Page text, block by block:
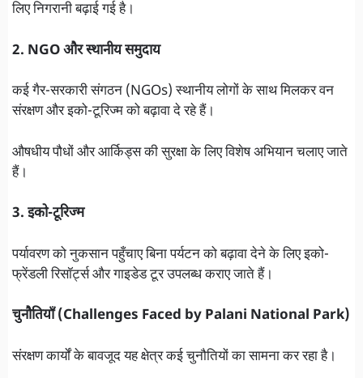
लिए निगरानी बढ़ाई गई है।
2. NGO और स्थानीय समुदाय
कई गैर-सरकारी संगठन (NGOs) स्थानीय लोगों के साथ मिलकर वन
संरक्षण और इको-टूरिज्म को बढ़ावा दे रहे हैं।
औषधीय पौधों और आर्किड्स की सुरक्षा के लिए विशेष अभियान चलाए जाते
हैं।
3. इको-टूरिज्म
पर्यावरण को नुकसान पहुँचाए बिना पर्यटन को बढ़ावा देने के लिए इको-
फ्रेंडली रिसॉर्ट्स और गाइडेड टूर उपलब्ध कराए जाते हैं।
चुनौतियाँ (Challenges Faced by Palani National Park)
संरक्षण कार्यों के बावजूद यह क्षेत्र कई चुनौतियों का सामना कर रहा है।